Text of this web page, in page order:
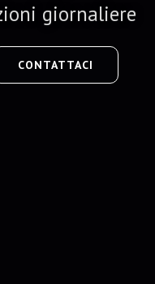
giornaliere
CONTATTACI